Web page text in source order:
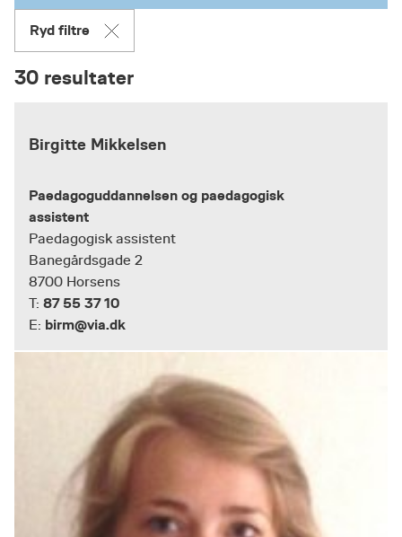
Ryd filtre
30 resultater
Birgitte Mikkelsen
Paedagoguddannelsen og paedagogisk
assistent
Paedagogisk assistent
Banegårdsgade 2
8700 Horsens
T: 87 55 37 10
E: birm@via.dk